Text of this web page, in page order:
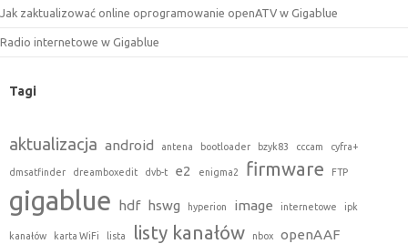
Jak zaktualizować online oprogramowanie openATV w Gigablue
Radio internetowe w Gigablue
Tagi
aktualizacja android antena bootloader bzyk83 cccam cyfra+
dmsatfinder dreamboxedit dvb-t e2 enigma2 firmware FTP
gigablue hdf hswg hyperion image internetowe ipk
kanałów karta WiFi lista listy kanałów nbox openAAF